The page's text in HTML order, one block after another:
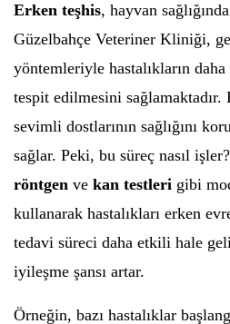
Erken teşhis, hayvan
Güzelbahçe Veteriner Kliniği,
yöntemleriyle hastalıkların daha
tespit edilmesini
sevimli dostlarının sağlığını
sağlar. Peki, bu süreç nasıl
röntgen ve kan testleri gibi
kullanarak hastalıkları erken
tedavi süreci daha etkili hale
iyileşme şansı artar.
Örneğin, bazı hastalıklar